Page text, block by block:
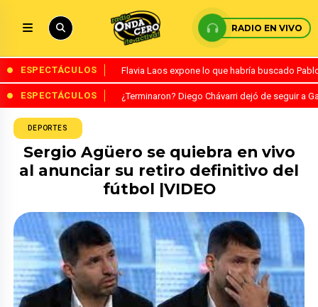
RADIO EN VIVO
ESPECTÁCULOS Flavia Laos expone lo que habría buscado
ESPECTÁCULOS ¿Terminaron? Diego Chávarri dejó de seguir a
DEPORTES
Sergio Agüero se quiebra en vivo
al anunciar su retiro definitivo del
fútbol |VIDEO